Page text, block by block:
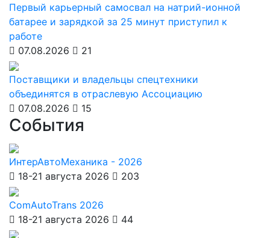
Первый карьерный самосвал на натрий-ионной
батарее и зарядкой за 25 минут приступил к
работе
07.08.2026
21
Поставщики и владельцы спецтехники
объединятся в отраслевую Ассоциацию
07.08.2026
15
События
ИнтерАвтоМеханика - 2026
18-21 августа 2026
203
ComAutoTrans 2026
18-21 августа 2026
44